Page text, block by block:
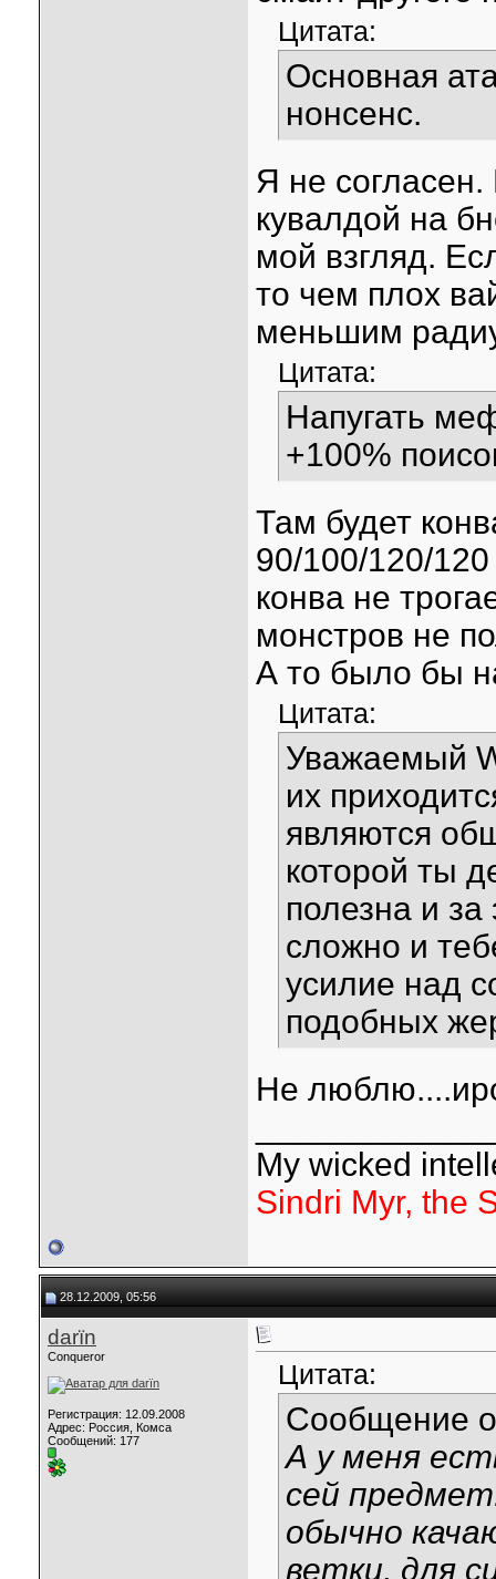
Цитата:
Основная
нонсенс.
Я не
кувалдой на
мой взгляд.
то чем плох
меньшим
Цитата:
Напугать
+100%
Там будет
90/100/120/
конва не
монстров не
А то было бы
Цитата:
Уважаемый
их
являются
которой ты
полезна и
сложно и
усилие над
подобных
Не
My wicked
Sindri Myr, the
28.12.2009, 05:56
darїn
Conqueror
Регистрация: 12.09.2008
Адрес: Россия, Комса
Сообщений: 177
Цитата:
Сообщение
А у меня
сей
обычно
ветки, для